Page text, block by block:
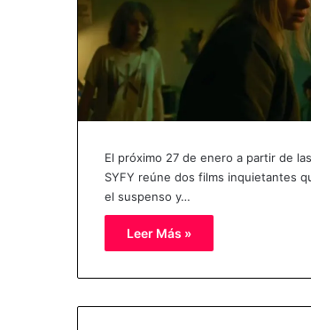
El próximo 27 de enero a partir de
SYFY reúne dos films inquietantes
el suspenso y…
Leer Más »